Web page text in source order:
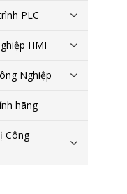
PLC
HMI
Nghiệp
hãng
Công